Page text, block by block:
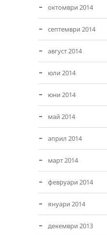
октомври 2014
септември 2014
август 2014
юли 2014
юни 2014
май 2014
април 2014
март 2014
февруари 2014
януари 2014
декември 2013